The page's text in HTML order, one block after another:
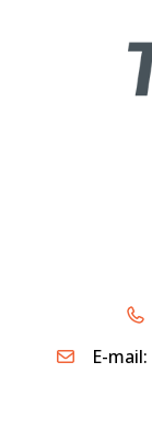
E-mail: